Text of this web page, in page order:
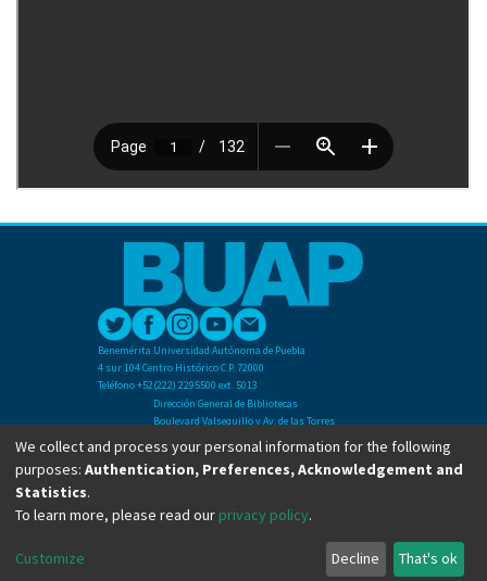
Benemérita Universidad Autónoma de Puebla
4 sur 104 Centro Histórico C.P. 72000
Teléfono +52(222) 2295500 ext. 5013
Dirección General de Bibliotecas
Boulevard Valsequillo y Av. de las Torres
Ciudad Universitaria. Col. San Manuel
C.P. 72570
Teléfono +52 (222) 2295500 Ext 2901
Copyright © Dirección General de Bibliotecas - BUAP 2024. All right reserved.
We collect and process your personal information for the following
purposes: Authentication, Preferences, Acknowledgement and
Statistics.
To learn more, please read our privacy policy.
Customize Decline That's ok